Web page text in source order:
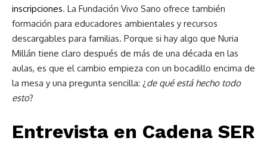
inscripciones. La Fundación Vivo Sano ofrece también
formación para educadores ambientales y recursos
descargables para familias. Porque si hay algo que Nuria
Millán tiene claro después de más de una década en las
aulas, es que el cambio empieza con un bocadillo encima de
la mesa y una pregunta sencilla: ¿de qué está hecho todo
esto?
Entrevista en Cadena SER